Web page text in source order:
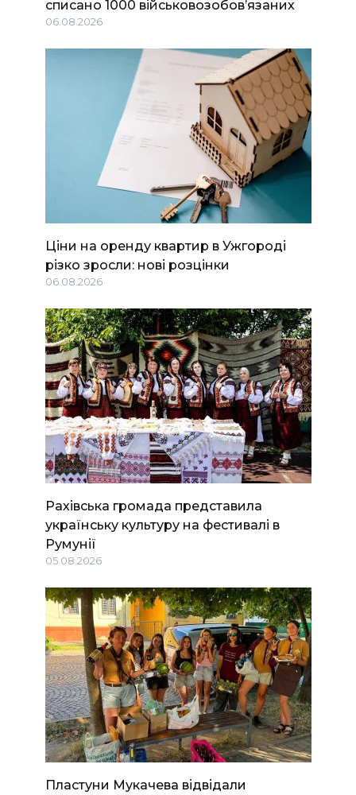
списано 1000 військовозобов’язаних
06.08.2026
Ціни на оренду квартир в Ужгороді
різко зросли: нові розцінки
06.08.2026
Рахівська громада представила
українську культуру на фестивалі в
Румунії
05.08.2026
Пластуни Мукачева відвідали